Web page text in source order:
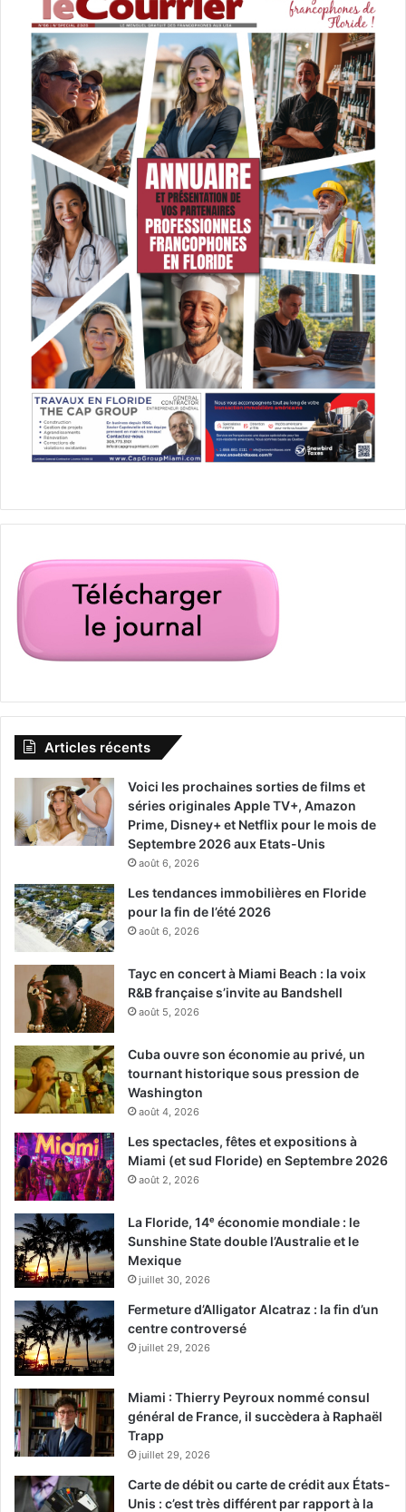
Articles récents
Voici les prochaines sorties de films et
séries originales Apple TV+, Amazon
Prime, Disney+ et Netflix pour le mois de
Septembre 2026 aux Etats-Unis
août 6, 2026
Les tendances immobilières en Floride
pour la fin de l’été 2026
août 6, 2026
Tayc en concert à Miami Beach : la voix
R&B française s’invite au Bandshell
août 5, 2026
Cuba ouvre son économie au privé, un
tournant historique sous pression de
Washington
août 4, 2026
Les spectacles, fêtes et expositions à
Miami (et sud Floride) en Septembre 2026
août 2, 2026
La Floride, 14ᵉ économie mondiale : le
Sunshine State double l’Australie et le
Mexique
juillet 30, 2026
Fermeture d’Alligator Alcatraz : la fin d’un
centre controversé
juillet 29, 2026
Miami : Thierry Peyroux nommé consul
général de France, il succèdera à Raphaël
Trapp
juillet 29, 2026
Carte de débit ou carte de crédit aux États-
Unis : c’est très différent par rapport à la